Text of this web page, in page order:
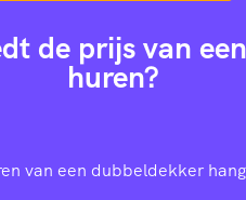
de prijs van
huren?
van een dubbeldekker